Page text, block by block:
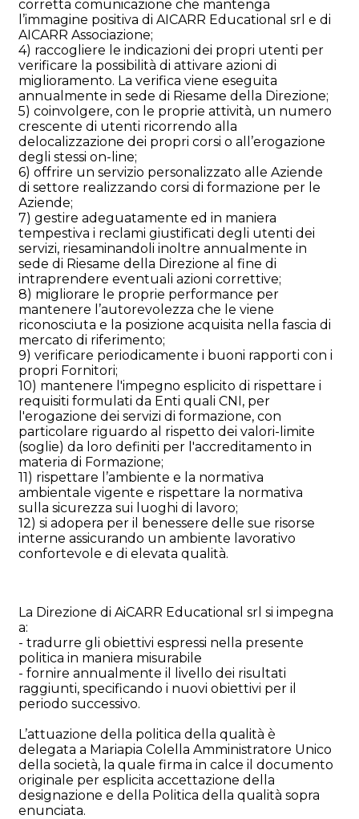
corretta comunicazione che mantenga
l’immagine positiva di AICARR Educational srl e di
AICARR Associazione;
4) raccogliere le indicazioni dei propri utenti per
verificare la possibilità di attivare azioni di
miglioramento. La verifica viene eseguita
annualmente in sede di Riesame della Direzione;
5) coinvolgere, con le proprie attività, un numero
crescente di utenti ricorrendo alla
delocalizzazione dei propri corsi o all’erogazione
degli stessi on-line;
6) offrire un servizio personalizzato alle Aziende
di settore realizzando corsi di formazione per le
Aziende;
7) gestire adeguatamente ed in maniera
tempestiva i reclami giustificati degli utenti dei
servizi, riesaminandoli inoltre annualmente in
sede di Riesame della Direzione al fine di
intraprendere eventuali azioni correttive;
8) migliorare le proprie performance per
mantenere l’autorevolezza che le viene
riconosciuta e la posizione acquisita nella fascia di
mercato di riferimento;
9) verificare periodicamente i buoni rapporti con i
propri Fornitori;
10) mantenere l'impegno esplicito di rispettare i
requisiti formulati da Enti quali CNI, per
l'erogazione dei servizi di formazione, con
particolare riguardo al rispetto dei valori-limite
(soglie) da loro definiti per l'accreditamento in
materia di Formazione;
11) rispettare l’ambiente e la normativa
ambientale vigente e rispettare la normativa
sulla sicurezza sui luoghi di lavoro;
12) si adopera per il benessere delle sue risorse
interne assicurando un ambiente lavorativo
confortevole e di elevata qualità.
La Direzione di AiCARR Educational srl si impegna
a:
- tradurre gli obiettivi espressi nella presente
politica in maniera misurabile
- fornire annualmente il livello dei risultati
raggiunti, specificando i nuovi obiettivi per il
periodo successivo.
L’attuazione della politica della qualità è
delegata a Mariapia Colella Amministratore Unico
della società, la quale firma in calce il documento
originale per esplicita accettazione della
designazione e della Politica della qualità sopra
enunciata.